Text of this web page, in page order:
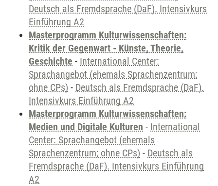
Deutsch als Fremdsprache (DaF). Intensivkurs
Einführung A2
Masterprogramm Kulturwissenschaften:
Kritik der Gegenwart - Künste, Theorie,
Geschichte - International Center:
Sprachangebot (ehemals Sprachenzentrum;
ohne CPs) - Deutsch als Fremdsprache (DaF).
Intensivkurs Einführung A2
Masterprogramm Kulturwissenschaften:
Medien und Digitale Kulturen - International
Center: Sprachangebot (ehemals
Sprachenzentrum; ohne CPs) - Deutsch als
Fremdsprache (DaF). Intensivkurs Einführung
A2